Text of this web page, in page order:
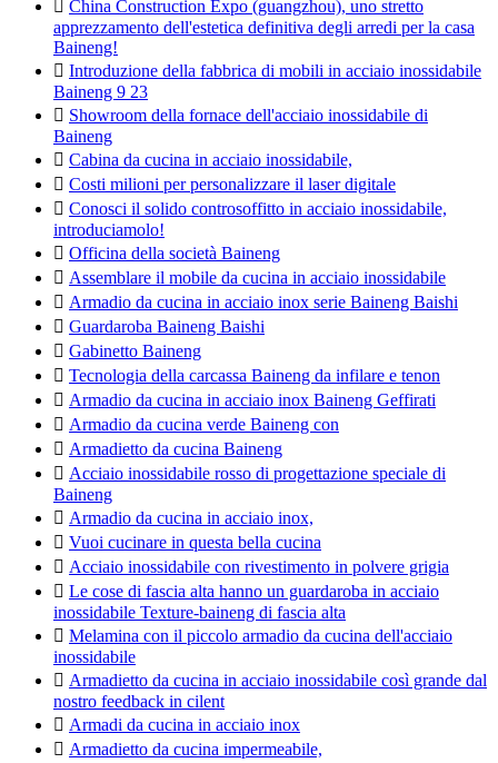
China Construction Expo (guangzhou), uno stretto
apprezzamento dell'estetica definitiva degli arredi per la casa
Baineng!
 Introduzione della fabbrica di mobili in acciaio inossidabile
Baineng 9 23
 Showroom della fornace dell'acciaio inossidabile di
Baineng
 Cabina da cucina in acciaio inossidabile,
 Costi milioni per personalizzare il laser digitale
 Conosci il solido controsoffitto in acciaio inossidabile,
introduciamolo!
 Officina della società Baineng
 Assemblare il mobile da cucina in acciaio inossidabile
 Armadio da cucina in acciaio inox serie Baineng Baishi
 Guardaroba Baineng Baishi
 Gabinetto Baineng
 Tecnologia della carcassa Baineng da infilare e tenon
 Armadio da cucina in acciaio inox Baineng Geffirati
 Armadio da cucina verde Baineng con
 Armadietto da cucina Baineng
 Acciaio inossidabile rosso di progettazione speciale di
Baineng
 Armadio da cucina in acciaio inox,
 Vuoi cucinare in questa bella cucina
 Acciaio inossidabile con rivestimento in polvere grigia
 Le cose di fascia alta hanno un guardaroba in acciaio
inossidabile Texture-baineng di fascia alta
 Melamina con il piccolo armadio da cucina dell'acciaio
inossidabile
 Armadietto da cucina in acciaio inossidabile così grande dal
nostro feedback in cilent
 Armadi da cucina in acciaio inox
 Armadietto da cucina impermeabile,